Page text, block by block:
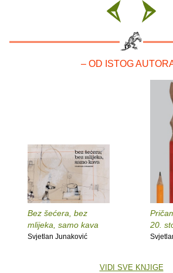
– OD ISTOG
Bez šećera, bez
mlijeka, samo kava
Svjetlan Junaković
20.
VIDI SVE KNJIGE